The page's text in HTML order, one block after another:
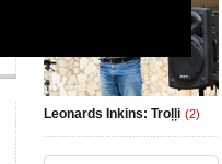
Leonards Inkins: Troļļi (2)